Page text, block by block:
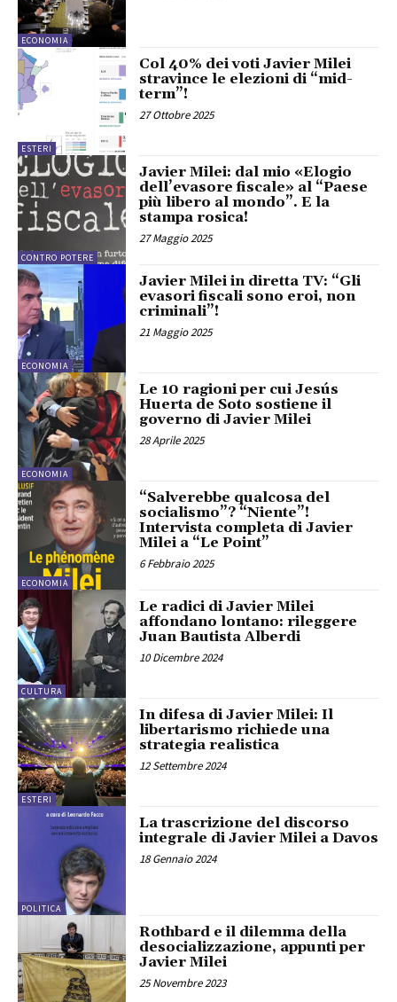
ECONOMIA
ESTERI
Col 40% dei voti Javier Milei
stravince le elezioni di “mid-
term”!
27 Ottobre 2025
CONTRO POTERE
Javier Milei: dal mio «Elogio
dell’evasore fiscale» al “Paese
più libero al mondo”. E la
stampa rosica!
27 Maggio 2025
ECONOMIA
Javier Milei in diretta TV: “Gli
evasori fiscali sono eroi, non
criminali”!
21 Maggio 2025
ECONOMIA
Le 10 ragioni per cui Jesús
Huerta de Soto sostiene il
governo di Javier Milei
28 Aprile 2025
ECONOMIA
“Salverebbe qualcosa del
socialismo”? “Niente”!
Intervista completa di Javier
Milei a “Le Point”
6 Febbraio 2025
CULTURA
Le radici di Javier Milei
affondano lontano: rileggere
Juan Bautista Alberdi
10 Dicembre 2024
ESTERI
In difesa di Javier Milei: Il
libertarismo richiede una
strategia realistica
12 Settembre 2024
POLITICA
La trascrizione del discorso
integrale di Javier Milei a Davos
18 Gennaio 2024
Rothbard e il dilemma della
desocializzazione, appunti per
Javier Milei
25 Novembre 2023